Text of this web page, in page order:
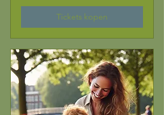
Tickets kopen